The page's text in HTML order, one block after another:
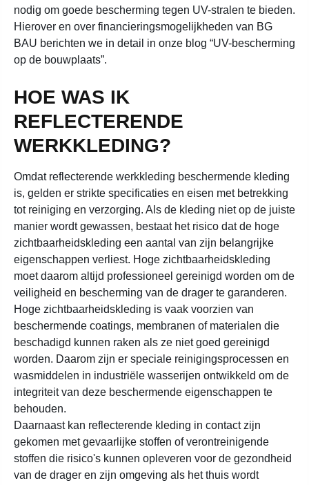
nodig om goede bescherming tegen UV-stralen te bieden.
Hierover en over financieringsmogelijkheden van BG
BAU berichten we in detail in onze blog “UV-bescherming
op de bouwplaats”.
HOE WAS IK
REFLECTERENDE
WERKKLEDING?
Omdat reflecterende werkkleding beschermende kleding
is, gelden er strikte specificaties en eisen met betrekking
tot reiniging en verzorging. Als de kleding niet op de juiste
manier wordt gewassen, bestaat het risico dat de hoge
zichtbaarheidskleding een aantal van zijn belangrijke
eigenschappen verliest. Hoge zichtbaarheidskleding
moet daarom altijd professioneel gereinigd worden om de
veiligheid en bescherming van de drager te garanderen.
Hoge zichtbaarheidskleding is vaak voorzien van
beschermende coatings, membranen of materialen die
beschadigd kunnen raken als ze niet goed gereinigd
worden. Daarom zijn er speciale reinigingsprocessen en
wasmiddelen in industriële wasserijen ontwikkeld om de
integriteit van deze beschermende eigenschappen te
behouden.
Daarnaast kan reflecterende kleding in contact zijn
gekomen met gevaarlijke stoffen of verontreinigende
stoffen die risico's kunnen opleveren voor de gezondheid
van de drager en zijn omgeving als het thuis wordt